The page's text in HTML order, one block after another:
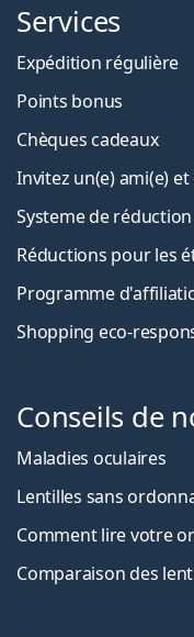
Services
Expédition régulière
Points bonus
Chèques cadeaux
Invitez un(e) ami(e)
Systeme de réduction
Réductions pour les
Programme
Shopping eco-
Conseils de
Maladies oculaires
Lentilles sans
Comment lire votre
Comparaison des